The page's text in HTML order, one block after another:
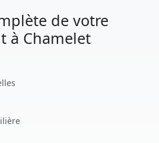
de votre
à Chamelet